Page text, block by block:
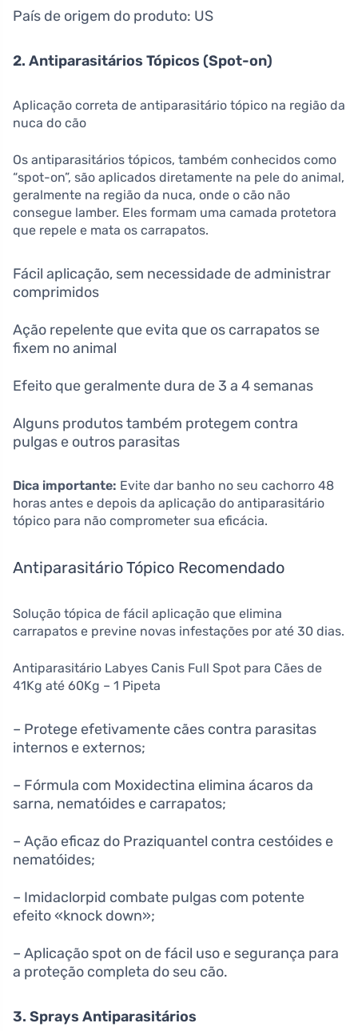
País de origem do produto: US
2. Antiparasitários Tópicos (Spot-on)
Aplicação correta de antiparasitário tópico na região da
nuca do cão
Os antiparasitários tópicos, também conhecidos como
“spot-on”, são aplicados diretamente na pele do animal,
geralmente na região da nuca, onde o cão não
consegue lamber. Eles formam uma camada protetora
que repele e mata os carrapatos.
Fácil aplicação, sem necessidade de administrar
comprimidos
Ação repelente que evita que os carrapatos se
fixem no animal
Efeito que geralmente dura de 3 a 4 semanas
Alguns produtos também protegem contra
pulgas e outros parasitas
Dica importante: Evite dar banho no seu cachorro 48
horas antes e depois da aplicação do antiparasitário
tópico para não comprometer sua eficácia.
Antiparasitário Tópico Recomendado
Solução tópica de fácil aplicação que elimina
carrapatos e previne novas infestações por até 30 dias.
Antiparasitário Labyes Canis Full Spot para Cães de
41Kg até 60Kg – 1 Pipeta
– Protege efetivamente cães contra parasitas
internos e externos;
– Fórmula com Moxidectina elimina ácaros da
sarna, nematóides e carrapatos;
– Ação eficaz do Praziquantel contra cestóides e
nematóides;
– Imidaclorpid combate pulgas com potente
efeito «knock down»;
– Aplicação spot on de fácil uso e segurança para
a proteção completa do seu cão.
3. Sprays Antiparasitários